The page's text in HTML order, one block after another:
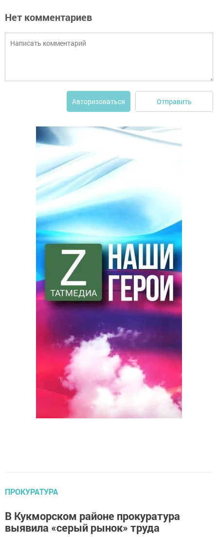
Нет комментариев
Авторизоваться Отправить
ПРОКУРАТУРА
В Кукморском районе прокуратура
выявила «серый рынок» труда